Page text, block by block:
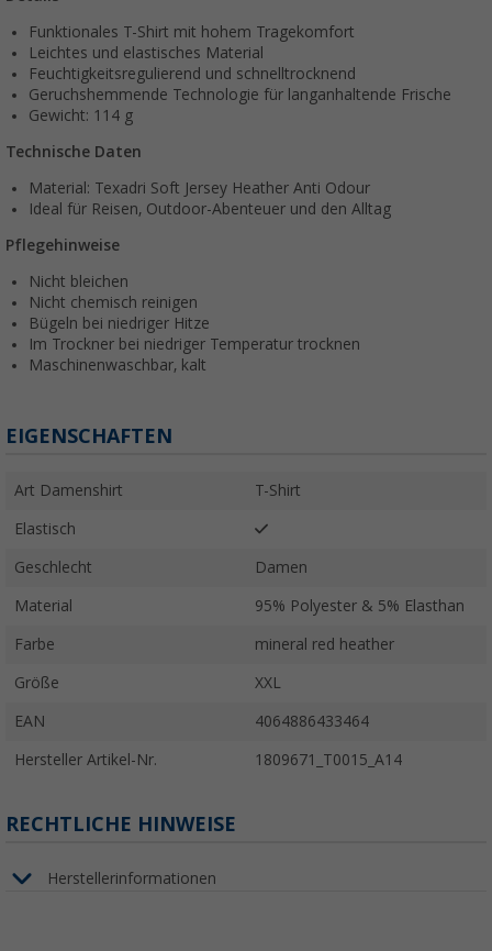
Funktionales T-Shirt mit hohem Tragekomfort
Leichtes und elastisches Material
Feuchtigkeitsregulierend und schnelltrocknend
Geruchshemmende Technologie für langanhaltende Frische
Gewicht: 114 g
Technische Daten
Material: Texadri Soft Jersey Heather Anti Odour
Ideal für Reisen, Outdoor-Abenteuer und den Alltag
Pflegehinweise
Nicht bleichen
Nicht chemisch reinigen
Bügeln bei niedriger Hitze
Im Trockner bei niedriger Temperatur trocknen
Maschinenwaschbar, kalt
EIGENSCHAFTEN
Art Damenshirt T-Shirt
Elastisch
Geschlecht Damen
Material 95% Polyester & 5% Elasthan
Farbe mineral red heather
Größe XXL
EAN 4064886433464
Hersteller Artikel-Nr. 1809671_T0015_A14
RECHTLICHE HINWEISE
Herstellerinformationen